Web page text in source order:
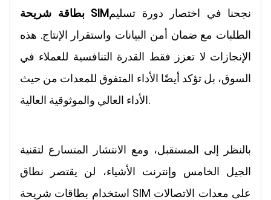
بطاقة شريحة SIMنجحنا في اختصار دورة تسليم
الطلبات مع ضمان أمن البيانات واستقرار الإنتاج. هذه
الإنجازات لا تعزز فقط القدرة التنافسية للعملاء في
السوق، بل تؤكد أيضًا الأداء المتفوق للمعدات من حيث
الأداء العالي والموثوقية العالية.
بالنظر إلى المستقبل، ومع الانتشار المتسارع لتقنية
الجيل الخامس وإنترنت الأشياء، لن يقتصر نطاق
استخدام بطاقات شريحة SIM على معدات الاتصالات